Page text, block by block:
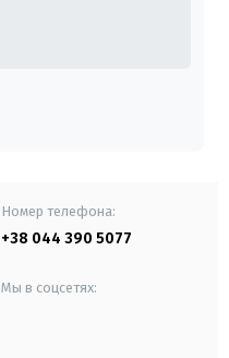
Номер телефона:
+38 044 390 5077
Мы в соцсетях: